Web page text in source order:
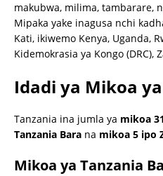
makubwa, milima, tambarare,
Mipaka yake inagusa nchi
Kati, ikiwemo Kenya, Uganda,
Kidemokrasia ya Kongo
Idadi ya Mikoa
Tanzania ina jumla ya mikoa 31
Tanzania Bara na mikoa 5 ipo
Mikoa ya Tanzania